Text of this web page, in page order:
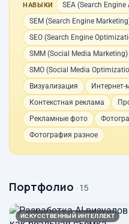
НАВЫКИ
SEA (Search
SEM (Search Engine
SEO (Search Engine
SMM (Social Media Marketing)
SMO (Social Media
Визуализация
Интернет-
Контекстная реклама
Рекламные фото
Фотография разное
Портфолио · 15
ИСКУССТВЕННЫЙ ИНТЕЛЛЕКТ